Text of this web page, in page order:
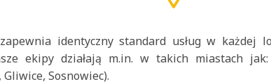
identyczny standard usług w
ekipy działają m.in. w takich miastach jak:
Sosnowiec).